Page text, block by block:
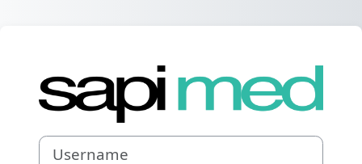
Login su Area
Username